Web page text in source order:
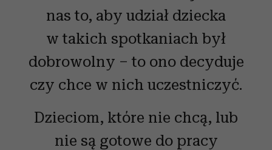
nas to, aby udział dziecka
w takich spotkaniach był
dobrowolny – to ono decyduje
czy chce w nich uczestniczyć.
Dzieciom, które nie chcą, lub
nie są gotowe do pracy